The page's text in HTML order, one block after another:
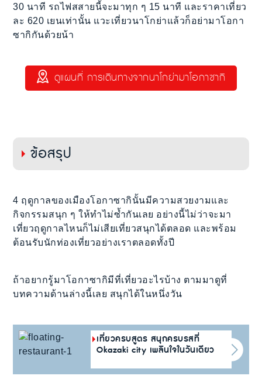
30 นาที รถไฟสสายนี้จะมาทุก ๆ 15 นาที และราคาเที่ยว
ละ 620 เยนเท่านั้น แวะเที่ยวนาโกย่าแล้วก็อย่ามาโอกา
ซากิกันด้วยน้า
ดูแผนที่ การเดินทางจากนาโกย่ามาโอกาซากิ
ข้อสรุป
4 ฤดูกาลของเมืองโอกาซากินั้นมีความสวยงามและ
กิจกรรมสนุก ๆ ให้ทำไม่ซ้ำกันเลย อย่างนี้ไม่ว่าจะมา
เที่ยวฤดูกาลไหนก็ไม่เสียเที่ยวสนุกได้ตลอด และพร้อม
ต้อนรับนักท่องเที่ยวอย่างเราตลอดทั้งปี
ถ้าอยากรู้มาโอกาซากิมีที่เที่ยวอะไรบ้าง ตามมาดูที่
บทความด้านล่างนี้เลย สนุกได้ในหนึ่งวัน
เที่ยวครบสูตร สนุกครบรสที่
Okazaki city เพลินใจในวันเดียว